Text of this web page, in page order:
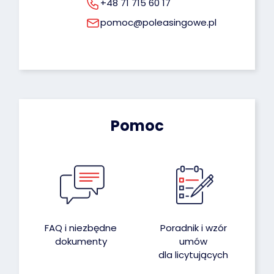
+48 71 715 60 17
pomoc@poleasingowe.pl
Pomoc
FAQ i niezbędne
dokumenty
Poradnik i wzór
umów
dla licytujących